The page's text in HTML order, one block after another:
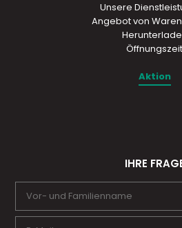
Unsere
Angebot von
Öffnungszeit
Aktion
IHRE